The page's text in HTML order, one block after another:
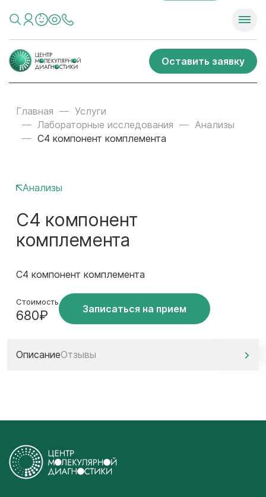
Оставить заявку
Главная
Услуги
Лабораторные исследования
Анализы
С4 компонент комплемента
Анализы
С4 компонент
комплемента
С4 компонент комплемента
Стоимость
680₽ Записаться на прием
ОписаниеОтзывы